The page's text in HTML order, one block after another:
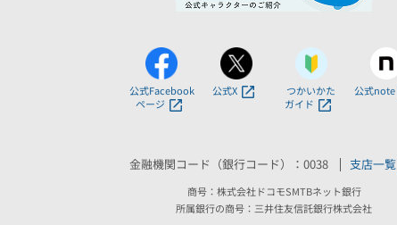
公式Facebook
ページ
公式X
つかいかた
ガイド
公式note
金融機関コード（銀行コード）：0038 支店一覧
商号：株式会社ドコモSMTBネット銀行
所属銀行の商号：三井住友信託銀行株式会社